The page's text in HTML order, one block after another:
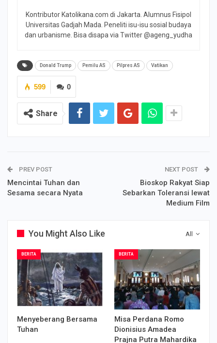
Kontributor Katolikana.com di Jakarta. Alumnus Fisipol
Universitas Gadjah Mada. Peneliti isu-isu sosial budaya
dan urbanisme. Bisa disapa via Twitter @ageng_yudha
Donald Trump Pemilu AS Pilpres AS Vatikan
0
599
Share
PREV POST
Mencintai Tuhan dan
Sesama secara Nyata
NEXT POST
Bioskop Rakyat Siap
Sebarkan Toleransi lewat
Medium Film
All
You Might Also Like
BERITA
Menyeberang Bersama
Tuhan
BERITA
Misa Perdana Romo
Dionisius Amadea
Prajna Putra Mahardika